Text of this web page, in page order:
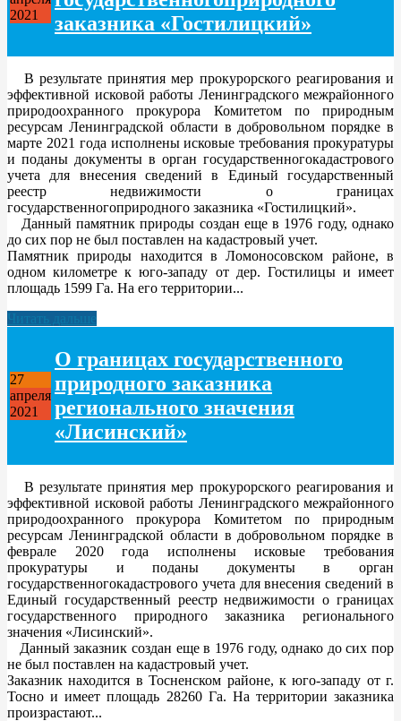
2021
заказника «Гостилицкий»
В результате принятия мер прокурорского реагирования и
эффективной исковой работы Ленинградского межрайонного
природоохранного прокурора Комитетом по природным
ресурсам Ленинградской области в добровольном порядке в
марте 2021 года исполнены исковые требования прокуратуры
и поданы документы в орган государственногокадастрового
учета для внесения сведений в Единый государственный
реестр недвижимости о границах
государственногоприродного заказника «Гостилицкий».
Данный памятник природы создан еще в 1976 году, однако
до сих пор не был поставлен на кадастровый учет.
Памятник природы находится в Ломоносовском районе, в
одном километре к юго-западу от дер. Гостилицы и имеет
площадь 1599 Га. На его территории...
Читать дальше
27
апреля
2021
О границах государственного
природного заказника
регионального значения
«Лисинский»
В результате принятия мер прокурорского реагирования и
эффективной исковой работы Ленинградского межрайонного
природоохранного прокурора Комитетом по природным
ресурсам Ленинградской области в добровольном порядке в
феврале 2020 года исполнены исковые требования
прокуратуры и поданы документы в орган
государственногокадастрового учета для внесения сведений в
Единый государственный реестр недвижимости о границах
государственного природного заказника регионального
значения «Лисинский».
Данный заказник создан еще в 1976 году, однако до сих пор
не был поставлен на кадастровый учет.
Заказник находится в Тосненском районе, к юго-западу от г.
Тосно и имеет площадь 28260 Га. На территории заказника
произрастают...